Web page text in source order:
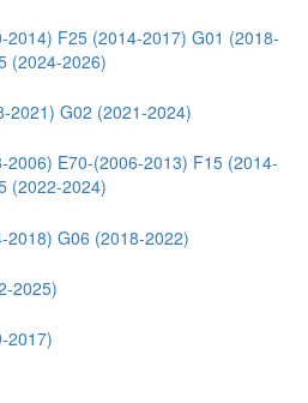
2014) F25 (2014-2017) G01 (2018-
(2024-2026)
2021) G02 (2021-2024)
2006) E70-(2006-2013) F15 (2014-
(2022-2024)
2018) G06 (2018-2022)
2025)
2017)